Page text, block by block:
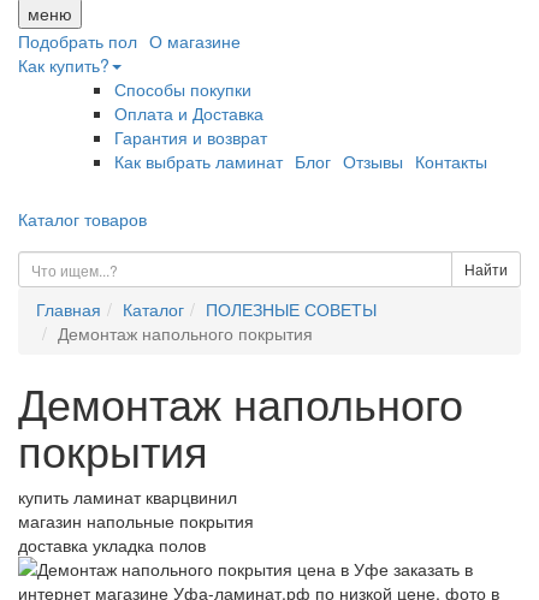
меню
Подобрать пол О магазине
Как купить?
Способы покупки
Оплата и Доставка
Гарантия и возврат
Как выбрать ламинат Блог Отзывы Контакты
Каталог товаров
Найти
Главная Каталог
ПОЛЕЗНЫЕ СОВЕТЫ
Демонтаж напольного покрытия
Демонтаж напольного
покрытия
купить ламинат кварцвинил
магазин напольные покрытия
доставка укладка полов